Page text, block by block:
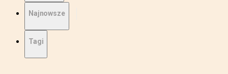
Najnowsze
Tagi